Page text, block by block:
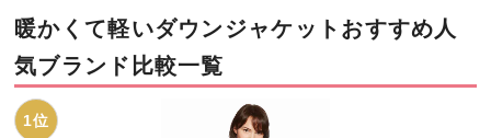
暖かくて軽いダウンジャケットおすすめ人
気ブランド比較一覧
1位